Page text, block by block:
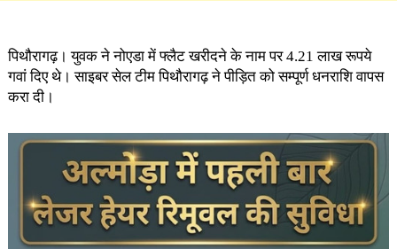
पिथौरागढ़। युवक ने नोएडा में फ्लैट खरीदने के नाम पर 4.21 लाख रूपये
गवां दिए थे। साइबर सेल टीम पिथौरागढ़ ने पीड़ित को सम्पूर्ण धनराशि वापस
करा दी।